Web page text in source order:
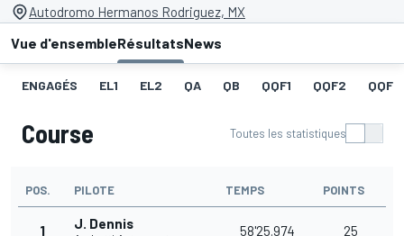
Autodromo Hermanos Rodriguez, MX
Vue d'ensembleRésultatsNews
ENGAGÉS EL1 EL2 QA QB QQF1 QQF2 QQF3
Course Toutes les statistiques
POS. PILOTE TEMPS POINTS
1 J. Dennis 58'25.974 25